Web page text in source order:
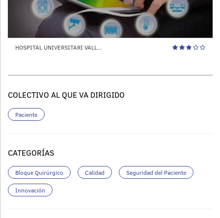
HOSPITAL UNIVERSITARI VALL...
COLECTIVO AL QUE VA DIRIGIDO
Paciente
CATEGORÍAS
Bloque Quirúrgico Calidad Seguridad del Paciente
Innovación